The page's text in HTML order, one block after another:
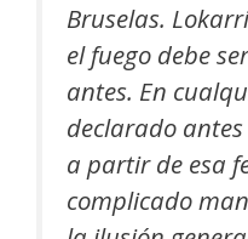
Bruselas.
el fuego debe
antes. En
declarado
a partir de esa
complicado